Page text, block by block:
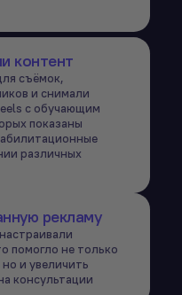
контент
съёмок,
и снимали
с обучающим
показаны
различных
рекламу
помогло не только
и увеличить
консультации